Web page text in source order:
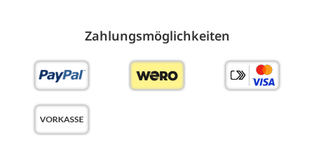
Zahlungs­möglich­keiten